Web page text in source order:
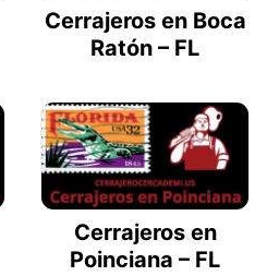
Cerrajeros en Boca
Ratón – FL
Cerrajeros en
Poinciana – FL